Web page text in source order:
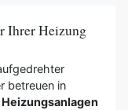
Ihrer Heizung
betreuen in
Heizungsanlagen